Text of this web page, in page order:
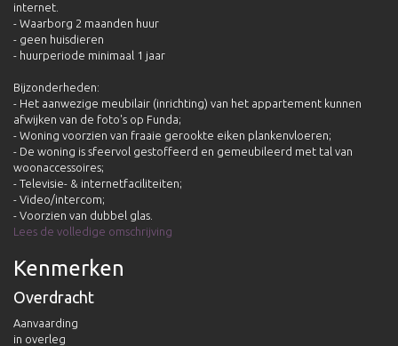
internet.
- Waarborg 2 maanden huur
- geen huisdieren
- huurperiode minimaal 1 jaar
Bijzonderheden:
- Het aanwezige meubilair (inrichting) van het appartement kunnen
afwijken van de foto's op Funda;
- Woning voorzien van fraaie gerookte eiken plankenvloeren;
- De woning is sfeervol gestoffeerd en gemeubileerd met tal van
woonaccessoires;
- Televisie- & internetfaciliteiten;
- Video/intercom;
- Voorzien van dubbel glas.
Lees de volledige omschrijving
Kenmerken
Overdracht
Aanvaarding
in overleg